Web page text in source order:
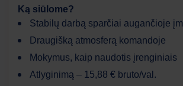
Ką siūlome?
Stabilų darbą sparčiai augančioje
Draugišką atmosferą komandoje
Mokymus, kaip naudotis įrenginiais
Atlyginimą – 15,88 € bruto/val.